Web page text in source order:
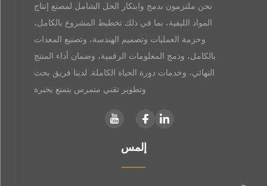
نحن ملتزمون بدمج وابتكار الحل الشامل لمصنع إنتاج
المواد الليفية، بما في ذلك تخطيط المشروع بالكامل،
وحزمة العمليات وتصميم الهندسة، وتصنيع المعدات
بالكامل، ودمج المعلومات الرقمية، وضمان أداء المنتج
النهائي، وخدمات دورة الحياة الكاملة. لدينا فريق بحث
وتطوير تقني متمرس يتمتع بخبرة
إلمس